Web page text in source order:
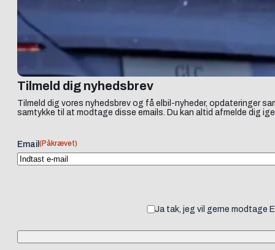
Tilmeld dig nyhedsbrev
Tilmeld dig vores nyhedsbrev og få elbil-nyheder, opdateringer
samtykke til at modtage disse emails. Du kan altid afmelde dig
Email (Påkrævet)
Ja tak, jeg vil gerne modtage